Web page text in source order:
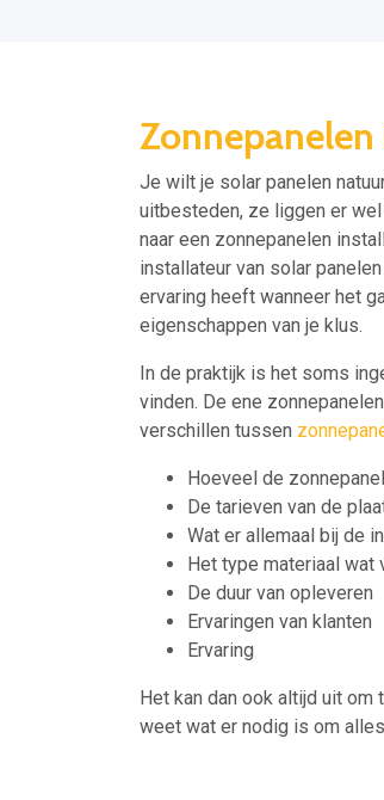
Je wilt je solar panelen
uitbesteden, ze liggen er
naar een zonnepanelen
installateur van solar
ervaring heeft wanneer het
eigenschappen van je klus.
In de praktijk is het soms
vinden. De ene
verschillen tussen
Hoeveel de
De tarieven van de
Wat er allemaal bij de
Het type materiaal wat
De duur van opleveren
Ervaringen van klanten
Ervaring
Het kan dan ook altijd uit
weet wat er nodig is om